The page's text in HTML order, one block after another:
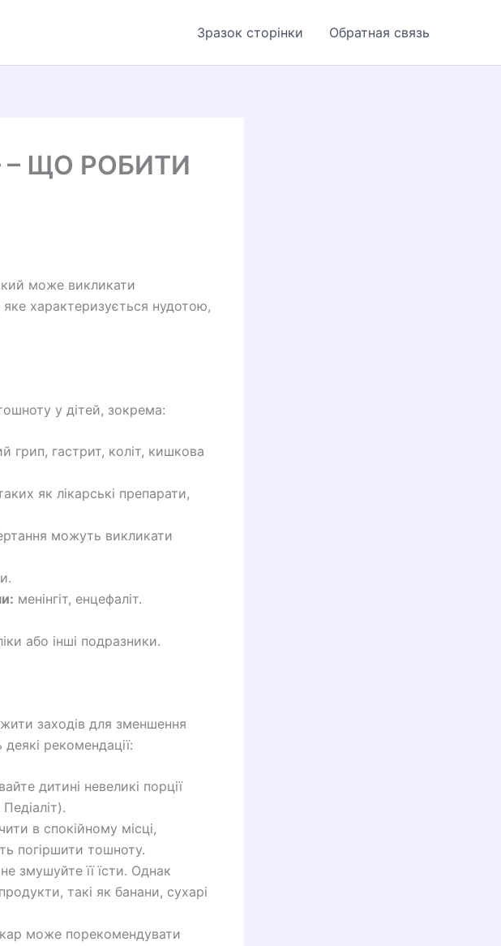
Зразок сторінки Обратная связь
ЩО РОБИТИ
може викликати
характеризується нудотою,
у дітей, зокрема:
грип, гастрит, коліт, кишкова
як лікарські препарати,
можуть викликати
менінгіт, енцефаліт.
або інші подразники.
заходів для зменшення
рекомендації:
дитині невеликі порції
в спокійному місці,
погіршити тошноту.
змушуйте її їсти. Однак
такі як банани, сухарі
може порекомендувати